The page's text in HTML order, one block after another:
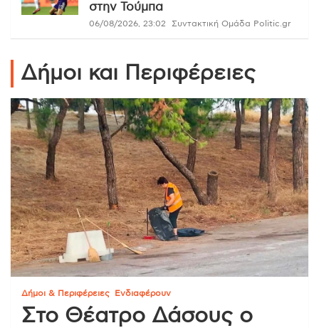
στην Τούμπα
06/08/2026, 23:02 Συντακτική Ομάδα Politic.gr
Δήμοι και Περιφέρειες
Δήμοι & Περιφέρειες Ενδιαφέρουν
Στο Θέατρο Δάσους ο